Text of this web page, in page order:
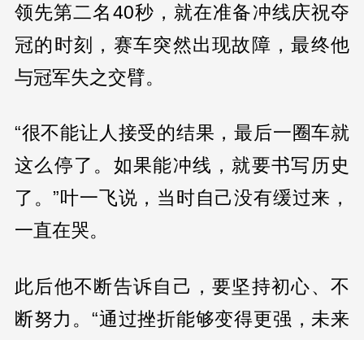
领先第二名40秒，就在准备冲线庆祝夺
冠的时刻，赛车突然出现故障，最终他
与冠军失之交臂。
“很不能让人接受的结果，最后一圈车就
这么停了。如果能冲线，就要书写历史
了。”叶一飞说，当时自己没有缓过来，
一直在哭。
此后他不断告诉自己，要坚持初心、不
断努力。“通过挫折能够变得更强，未来